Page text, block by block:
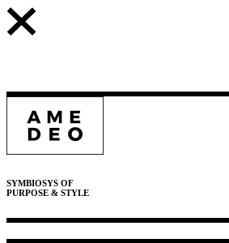
SYMBIOSYS OF
PURPOSE & STYLE